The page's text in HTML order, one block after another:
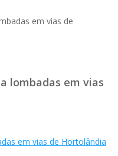
em vias de
lombadas em vias